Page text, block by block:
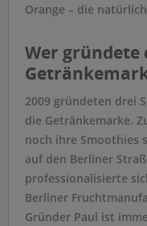
Orange – die
Wer gründete
2009 gründeten drei
die Getränkemarke.
noch ihre Smoothies
auf den Berliner
professionalisierte
Berliner
Gründer Paul ist